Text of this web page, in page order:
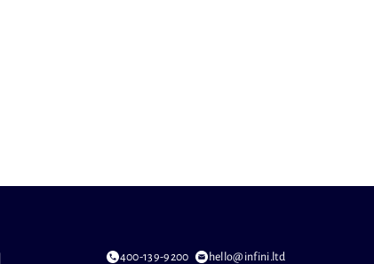
400-139-9200 hello@infini.ltd